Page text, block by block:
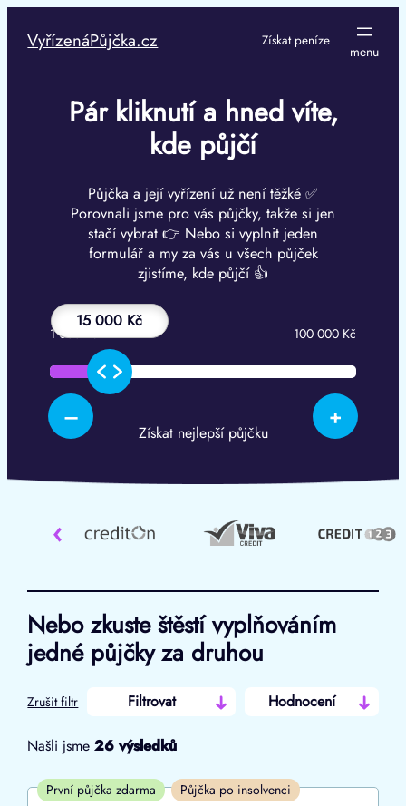
obsah
VyřízenáPůjčka.cz Získat peníze
Pár kliknutí a hned víte,
kde půjčí
Půjčka a její vyřízení už není těžké ✅
Porovnali jsme pro vás půjčky, takže si jen
stačí vybrat 👉 Nebo si vyplnit jeden
formulář a my za vás u všech půjček
zjistíme, kde půjčí 👍
15 000 Kč
– +
1 000 Kč 100 000 Kč
Získat nejlepší půjčku
‹
Nebo zkuste štěstí vyplňováním
jedné půjčky za druhou
Zrušit filtr Filtrovat Hodnocení
Od
Našli jsme26 výsledků
První půjčka zdarma Půjčka po insolvenci